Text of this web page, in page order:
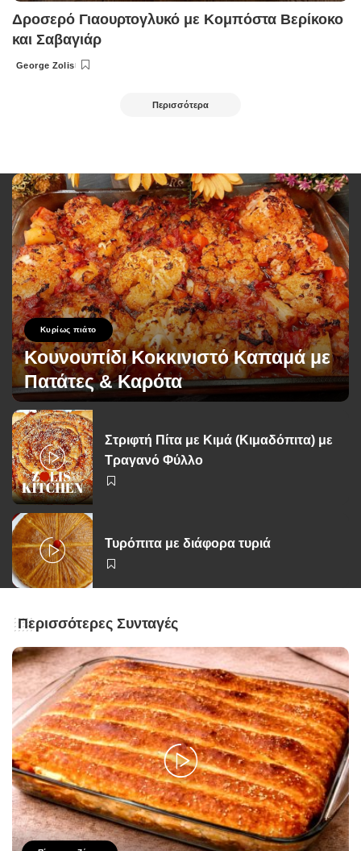
Δροσερό Γιαουρτογλυκό με Κομπόστα Βερίκοκο
και Σαβαγιάρ
Posted
George Zolis
Περισσότερα
Κυρίως πιάτο
Κουνουπίδι Κοκκινιστό Καπαμά με
Πατάτες & Καρότα
Posted
by
George Zolis 2 Ιουνίου 2026
Στριφτή Πίτα με Κιμά (Κιμαδόπιτα) με
Τραγανό Φύλλο
Τυρόπιτα με διάφορα τυριά
Περισσότερες Συνταγές